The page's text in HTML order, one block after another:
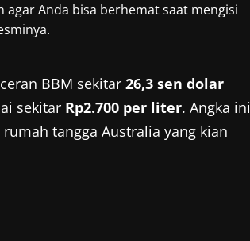
agar Anda bisa berhemat saat mengisi
BBM sekitar 26,3 sen dolar
sekitar Rp2.700 per liter. Angka ini
tangga Australia yang kian